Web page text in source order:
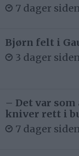
7 dager siden
Bjørn felt i
3 dager siden
– Det var
kniver rett i
7 dager siden